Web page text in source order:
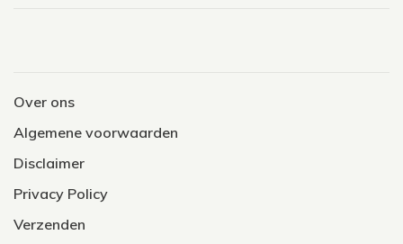
Over ons
Algemene voorwaarden
Disclaimer
Privacy Policy
Verzenden